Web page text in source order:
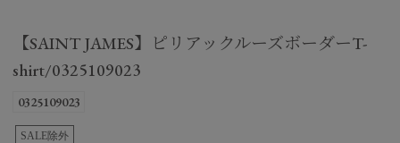
【SAINT JAMES】ピリアックルーズボーダーT-
shirt/0325109023
0325109023
SALE除外